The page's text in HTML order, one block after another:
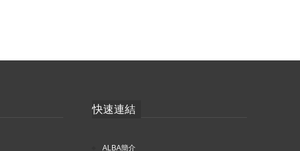
快速連結
ALBA簡介